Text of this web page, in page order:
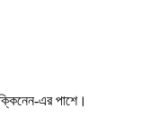
এর পাশে।